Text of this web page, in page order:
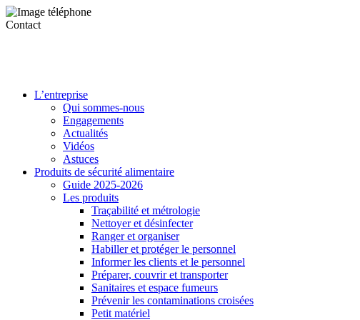
Contact
L’entreprise
Qui sommes-nous
Engagements
Actualités
Vidéos
Astuces
Produits de sécurité alimentaire
Guide 2025-2026
Les produits
Traçabilité et métrologie
Nettoyer et désinfecter
Ranger et organiser
Habiller et protéger le personnel
Informer les clients et le personnel
Préparer, couvrir et transporter
Sanitaires et espace fumeurs
Prévenir les contaminations croisées
Petit matériel